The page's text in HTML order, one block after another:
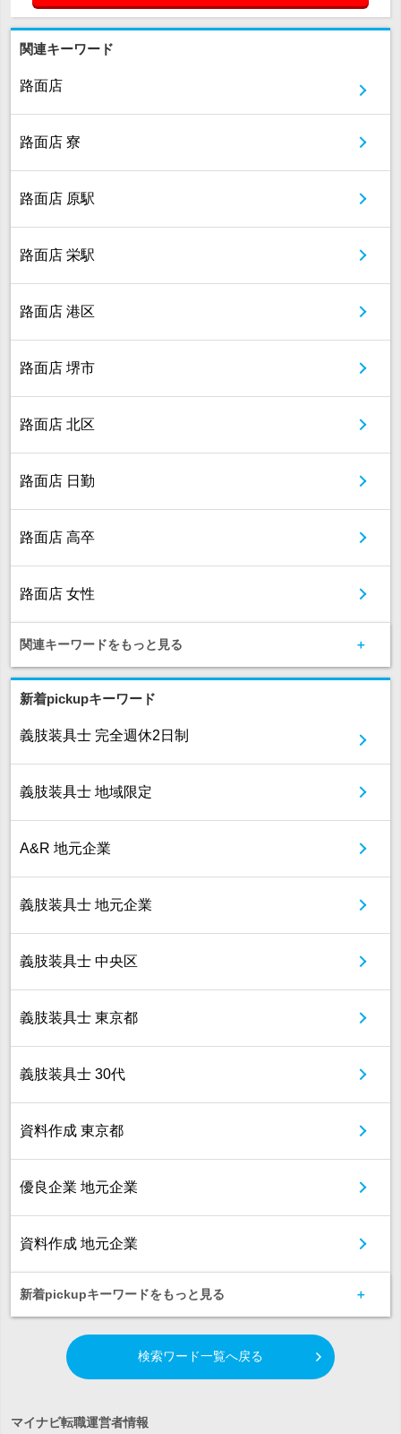
関連キーワード
路面店
路面店 寮
路面店 原駅
路面店 栄駅
路面店 港区
路面店 堺市
路面店 北区
路面店 日勤
路面店 高卒
路面店 女性
関連キーワードをもっと見る
新着pickupキーワード
義肢装具士 完全週休2日制
義肢装具士 地域限定
A&R 地元企業
義肢装具士 地元企業
義肢装具士 中央区
義肢装具士 東京都
義肢装具士 30代
資料作成 東京都
優良企業 地元企業
資料作成 地元企業
新着pickupキーワードをもっと見る
検索ワード一覧へ戻る
マイナビ転職運営者情報